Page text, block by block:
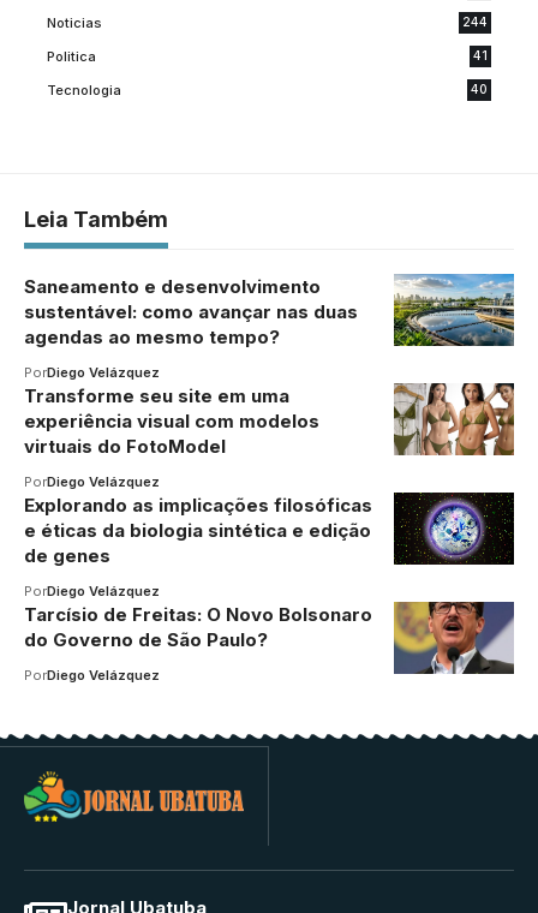
Noticias 244
Politica 41
Tecnologia 40
Leia Também
Saneamento e desenvolvimento
sustentável: como avançar nas duas
agendas ao mesmo tempo?
PorDiego Velázquez
Transforme seu site em uma
experiência visual com modelos
virtuais do FotoModel
PorDiego Velázquez
Explorando as implicações filosóficas
e éticas da biologia sintética e edição
de genes
PorDiego Velázquez
Tarcísio de Freitas: O Novo Bolsonaro
do Governo de São Paulo?
PorDiego Velázquez
Jornal Ubatuba